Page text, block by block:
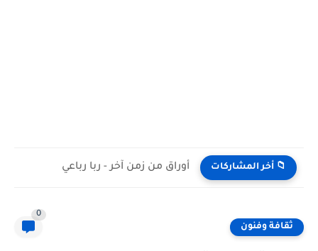
📁 أخر المشاركات أوراق من زمن آخر - ربا رباعي
ثقافة وفنون
0